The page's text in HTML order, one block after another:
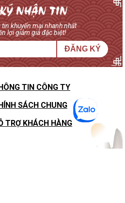
khuyến mại nhanh nhất
lợi giảm giá đặc biệt!
ĐĂNG KÝ
TIN CÔNG TY
SÁCH CHUNG
TRỢ KHÁCH HÀNG